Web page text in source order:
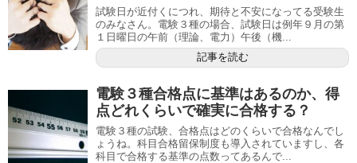
試験日が近付くにつれ、期待と不安になってる受験生
のみなさん。電験３種の場合、試験日は例年９月の第
１日曜日の午前（理論、電力）午後（機...
記事を読む
電験３種合格点に基準はあるのか、得
点どれくらいで確実に合格する？
電験３種の試験、合格点はどのくらいで合格なんでし
ょうね。科目合格留保制度も導入されていますし、各
科目で合格する基準の点数ってあるんで...